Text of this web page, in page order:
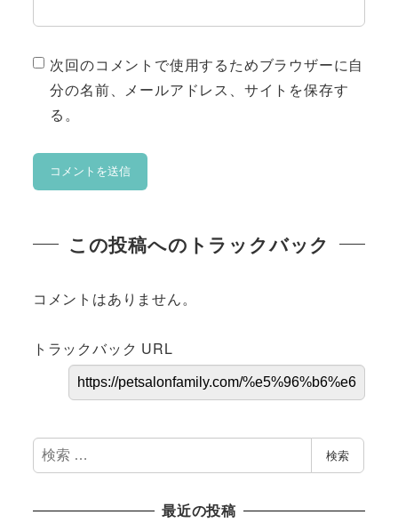
次回のコメントで使用するためブラウザーに自
分の名前、メールアドレス、サイトを保存す
る。
この投稿へのトラックバック
コメントはありません。
トラックバック URL
検
索
検索
最近の投稿